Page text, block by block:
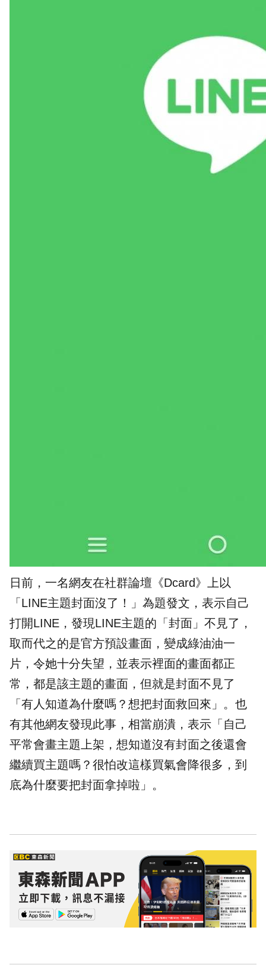
日前，一名網友在社群論壇《Dcard》上以
「LINE主題封面沒了！」為題發文，表示自己
打開LINE，發現LINE主題的「封面」不見了，
取而代之的是官方預設畫面，變成綠油油一
片，令她十分失望，並表示裡面的畫面都正
常，都是該主題的畫面，但就是封面不見了
「有人知道為什麼嗎？想把封面救回來」。也
有其他網友發現此事，相當崩潰，表示「自己
平常會畫主題上架，想知道沒有封面之後還會
繼續買主題嗎？很怕改這樣買氣會降很多，到
底為什麼要把封面拿掉啦」。